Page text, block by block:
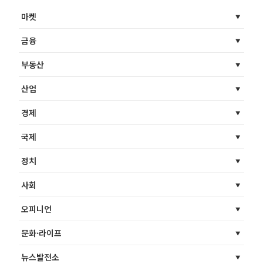
마켓
금융
부동산
산업
경제
국제
정치
사회
오피니언
문화·라이프
뉴스발전소